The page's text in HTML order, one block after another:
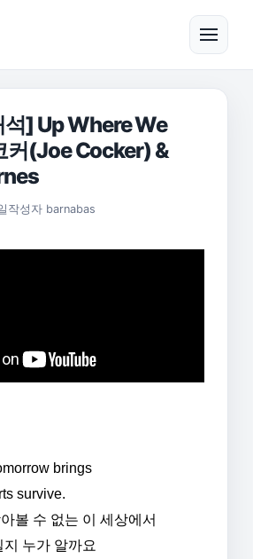
메뉴
] Up Where We
커(Joe Cocker) &
2021년 8월 5일
작성자 barnabas
brings
survive.
볼 수 없는 이 세상에서
누가 알까요